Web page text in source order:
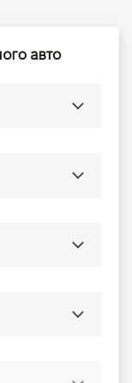
авто